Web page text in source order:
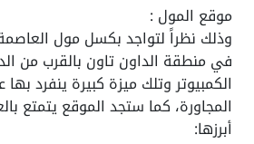
موقع المول :
وذلك نظراً لتواجد بكسل مول العاصمة
في منطقة الداون تاون بالقرب من
الكمبيوتر وتلك ميزة كبيرة ينفرد
المجاورة، كما ستجد الموقع يتمتع
أبرزها: